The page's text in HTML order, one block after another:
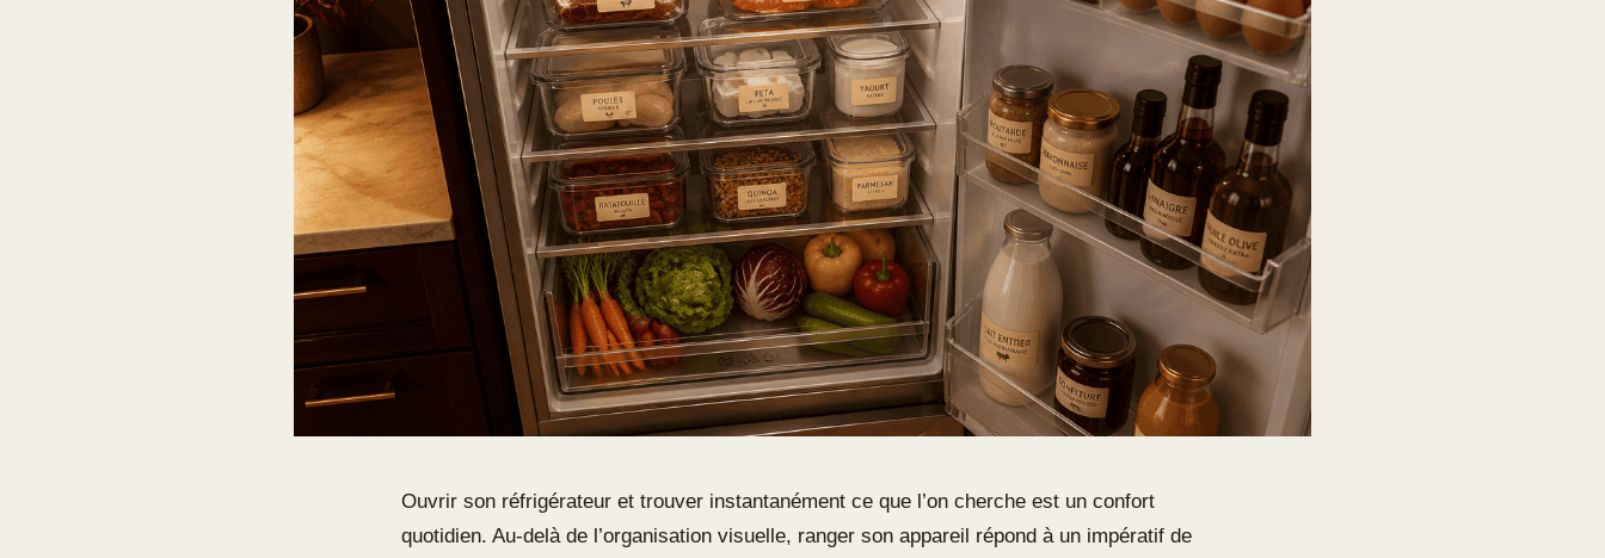
Ouvrir son réfrigérateur et trouver instantanément ce que l’on cherche est un confort
quotidien. Au-delà de l’organisation visuelle, ranger son appareil répond à un impératif de